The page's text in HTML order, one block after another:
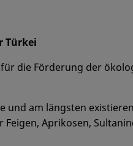
Türkei
die Förderung der
am längsten
Aprikosen,